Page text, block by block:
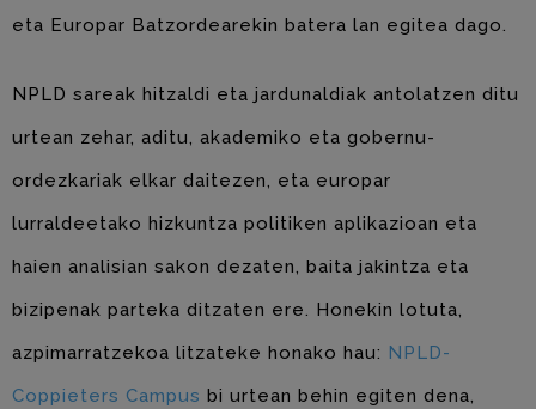
eta Europar Batzordearekin batera lan egitea dago.
NPLD sareak hitzaldi eta jardunaldiak antolatzen ditu
urtean zehar, aditu, akademiko eta gobernu-
ordezkariak elkar daitezen, eta europar
lurraldeetako hizkuntza politiken aplikazioan eta
haien analisian sakon dezaten, baita jakintza eta
bizipenak parteka ditzaten ere. Honekin lotuta,
azpimarratzekoa litzateke honako hau: NPLD-
Coppieters Campus bi urtean behin egiten dena,